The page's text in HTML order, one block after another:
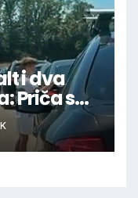
i dva
Priča s